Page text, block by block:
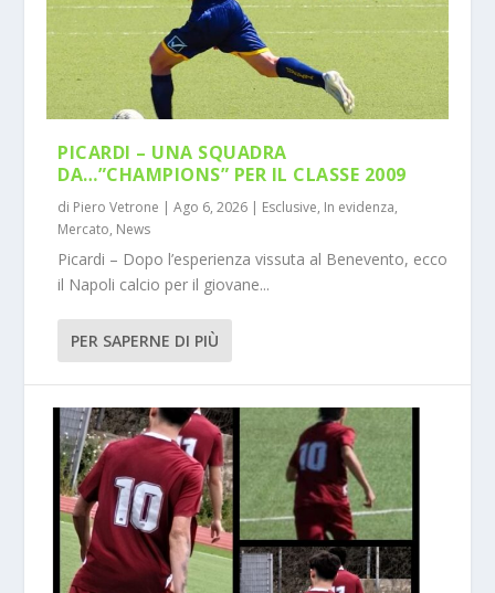
PECORARO – DAL “TERZO TEMPO” AL ...
MISTER MICHELE SACCO (INTERVISTA):”10
ANNI C...
PICARDI – UNA SQUADRA
DA…”CHAMPIONS” PER IL CLASSE 2009
di Piero Vetrone |Ago 6, 2026 | Esclusive, In evidenza,
Mercato, News
Picardi – Dopo l’esperienza vissuta al Benevento, ecco
il Napoli calcio per il giovane...
PER SAPERNE DI PIÙ